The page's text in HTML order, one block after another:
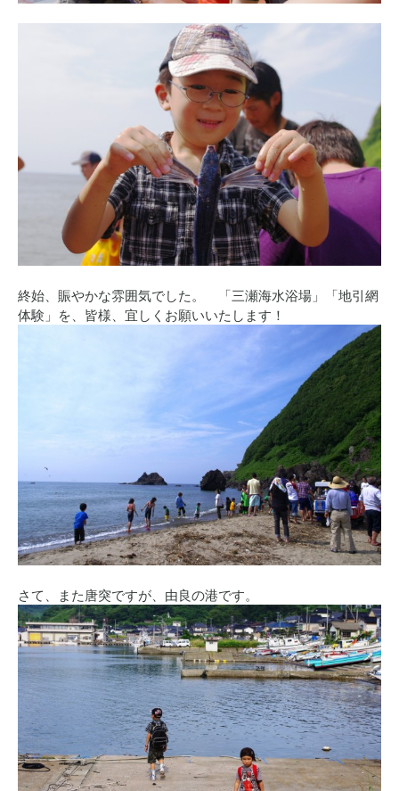
終始、賑やかな雰囲気でした。 「三瀬海水浴場」「地引網
体験」を、皆様、宜しくお願いいたします！
さて、また唐突ですが、由良の港です。